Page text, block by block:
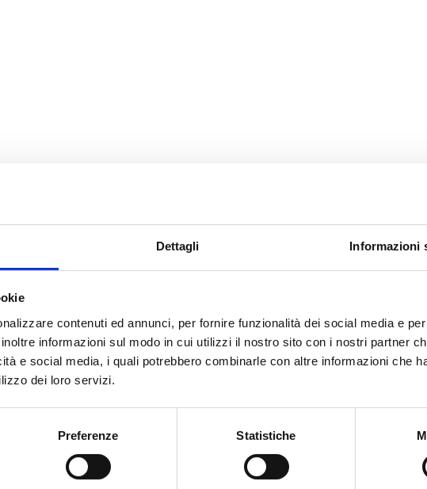
Dettagli Informazioni
contenuti ed annunci, per fornire funzionalità dei social media e
informazioni sul modo in cui utilizzi il nostro sito con i nostri partner
e social media, i quali potrebbero combinarle con altre informazioni che
dei loro servizi.
Preferenze Statistiche